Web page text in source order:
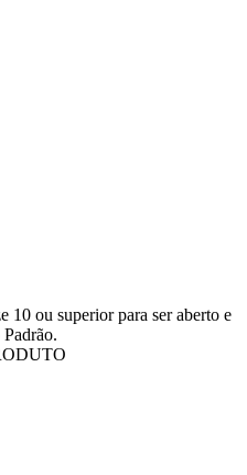
10 ou superior para ser aberto e